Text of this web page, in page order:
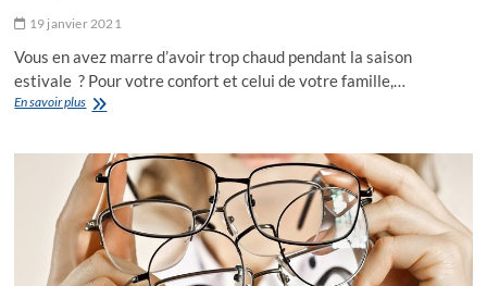
19 janvier 2021
Vous en avez marre d’avoir trop chaud pendant la saison
estivale ? Pour votre confort et celui de votre famille,…
En savoir plusOu
climatiseur
?